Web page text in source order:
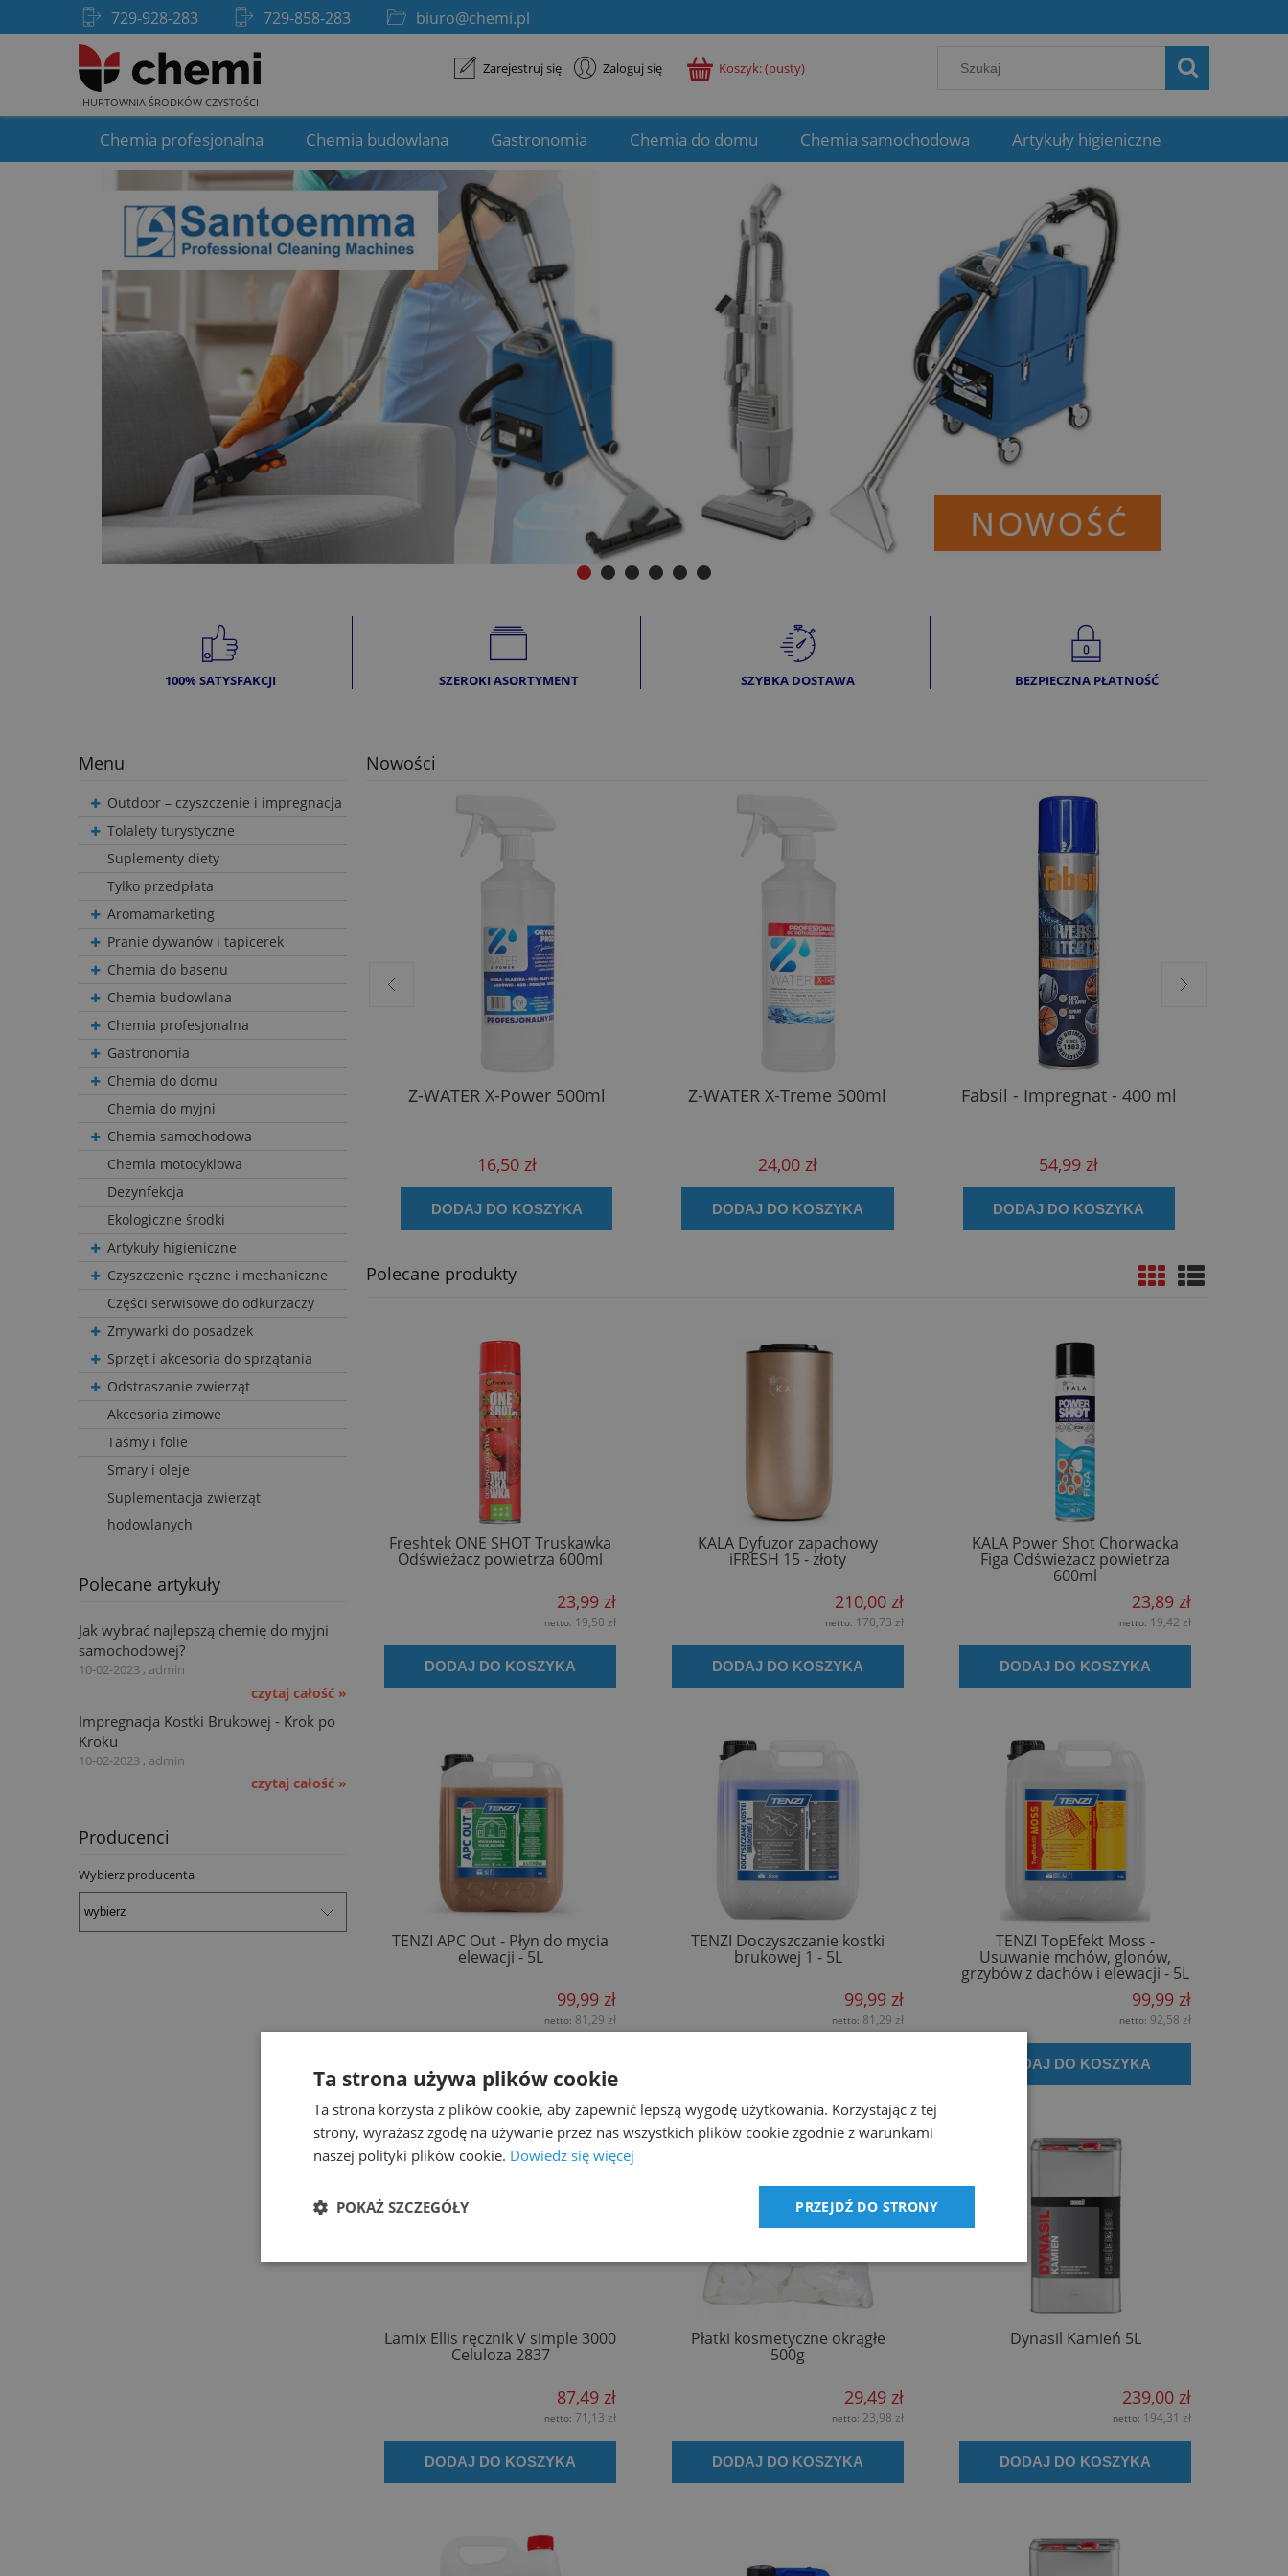
729-928-283 729-858-283 biuro@chemi.pl
HURTOWNIA ŚRODKÓW CZYSTOŚCI
Koszyk:(pusty)
Zarejestruj się Zaloguj się
Chemia profesjonalna Chemia budowlana Gastronomia Chemia do domu Chemia samochodowa Artykuły higieniczne
100% SATYSFAKCJI SZEROKI ASORTYMENT SZYBKA DOSTAWA BEZPIECZNA PŁATNOŚĆ
Menu
Outdoor – czyszczenie i impregnacja
Tolalety turystyczne
Suplementy diety
Tylko przedpłata
Aromamarketing
Pranie dywanów i tapicerek
Chemia do basenu
Chemia budowlana
Chemia profesjonalna
Gastronomia
Chemia do domu
Chemia do myjni
Chemia samochodowa
Chemia motocyklowa
Dezynfekcja
Ekologiczne środki
Artykuły higieniczne
Czyszczenie ręczne i mechaniczne
Części serwisowe do odkurzaczy
Zmywarki do posadzek
Sprzęt i akcesoria do sprzątania
Odstraszanie zwierząt
Akcesoria zimowe
Taśmy i folie
Smary i oleje
Suplementacja zwierząt
hodowlanych
Polecane artykuły
Jak wybrać najlepszą chemię do myjni
samochodowej?
10-02-2023 , admin
czytaj całość »
Impregnacja Kostki Brukowej - Krok po
Kroku
10-02-2023 , admin
czytaj całość »
Producenci
Wybierz producenta
Nowości
Solution World of Clean SPARK 5kg
261,90 zł
Z-WATER X-Power 500ml
16,50 zł
DODAJ DO KOSZYKA
Z-WATER X-Treme 500ml
24,00 zł
DODAJ DO KOSZYKA
Fabsil - Impregnat - 400 ml
54,99 zł
DODAJ DO KOSZYKA
Polecane produkty
Freshtek ONE SHOT Truskawka
Odświeżacz powietrza 600ml
23,99 zł
netto: 19,50 zł
DODAJ DO KOSZYKA
KALA Dyfuzor zapachowy
iFRESH 15 - złoty
210,00 zł
netto: 170,73 zł
DODAJ DO KOSZYKA
KALA Power Shot Chorwacka
Figa Odświeżacz powietrza
600ml
23,89 zł
netto: 19,42 zł
DODAJ DO KOSZYKA
TENZI APC Out - Płyn do mycia
elewacji - 5L
99,99 zł
netto: 81,29 zł
TENZI Doczyszczanie kostki
brukowej 1 - 5L
99,99 zł
netto: 81,29 zł
TENZI TopEfekt Moss -
Usuwanie mchów, glonów,
grzybów z dachów i elewacji - 5L
99,99 zł
netto: 92,58 zł
DODAJ DO KOSZYKA
Lamix Ellis ręcznik V simple 3000
Celuloza 2837
87,49 zł
netto: 71,13 zł
DODAJ DO KOSZYKA
Płatki kosmetyczne okrągłe
500g
29,49 zł
netto: 23,98 zł
DODAJ DO KOSZYKA
Dynasil Kamień 5L
239,00 zł
netto: 194,31 zł
DODAJ DO KOSZYKA
Ta strona używa plików cookie
Ta strona korzysta z plików cookie, aby zapewnić lepszą wygodę użytkowania. Korzystając z tej
strony, wyrażasz zgodę na używanie przez nas wszystkich plików cookie zgodnie z warunkami
naszej polityki plików cookie. Dowiedz się więcej
PRZEJDŹ DO STRONY
POKAŻ SZCZEGÓŁY